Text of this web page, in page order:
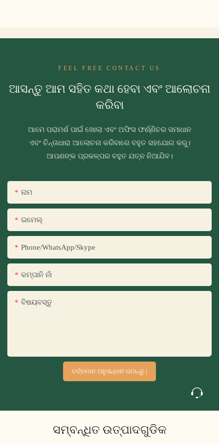
FEEL FREE CONTACT US
ଆସନ୍ତୁ ଆମ ସହିତ କଥା ହେବା ଏବଂ ଆଲୋଚନା
କରିବା
ଆମେ ପରାମର୍ଶ ପାଇଁ ଖୋଲା ଏବଂ ଅଫିସ ଫର୍ଣ୍ଣିଚର ସମାଧାନ
ଏବଂ ଚିନ୍ତାଧାରା ଆଲୋଚନା କରିବାରେ ବହୁତ ସହଯୋଗ କରୁ।
ଆପଣଙ୍କ ପ୍ରକଳ୍ପର ବହୁତ ଯତ୍ନ ନିଆଯିବ।
ନାମ
ଇମେଲ୍
Phone/WhatsApp/Skype
କମ୍ପାନି ନାଁ
ବିଷୟବସ୍ତୁ
ବର୍ତ୍ତମାନ ଅନୁସନ୍ଧାନ ପଠାନ୍ତୁ |
ସମ୍ବନ୍ଧିତ ଉତ୍ପାଦଗୁଡିକ